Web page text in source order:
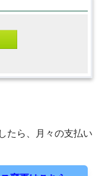
たら、月々の支払い